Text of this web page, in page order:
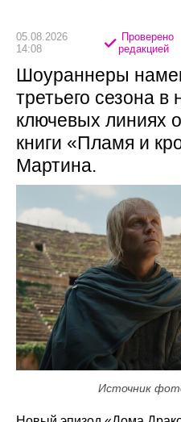
05.08.2026
14:08
Проверено
редакцией
Шоураннеры
третьего сезона в
ключевых линиях
книги «Пламя и
Мартина.
Источник